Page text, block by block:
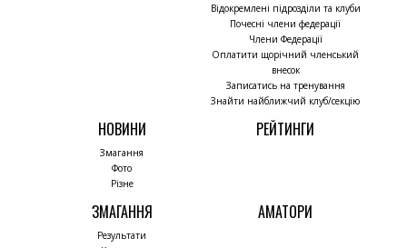
Відокремлені підрозділи та клуби
Почесні члени федерації
Члени Федерації
Оплатити щорічний членський
внесок
Записатись на тренування
Знайти найближчий клуб/секцію
НОВИНИ
Змагання
Фото
Різне
РЕЙТИНГИ
ЗМАГАННЯ
Результати
АМАТОРИ